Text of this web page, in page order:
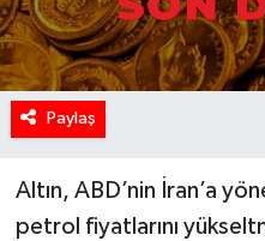
Paylaş
Altın, ABD’nin İran’a
petrol fiyatlarını